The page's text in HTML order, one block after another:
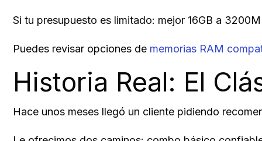
Si tu presupuesto es limitado: mejor 16GB a
Puedes revisar opciones de memorias RAM
Historia Real: El
Hace unos meses llegó un cliente pidiendo